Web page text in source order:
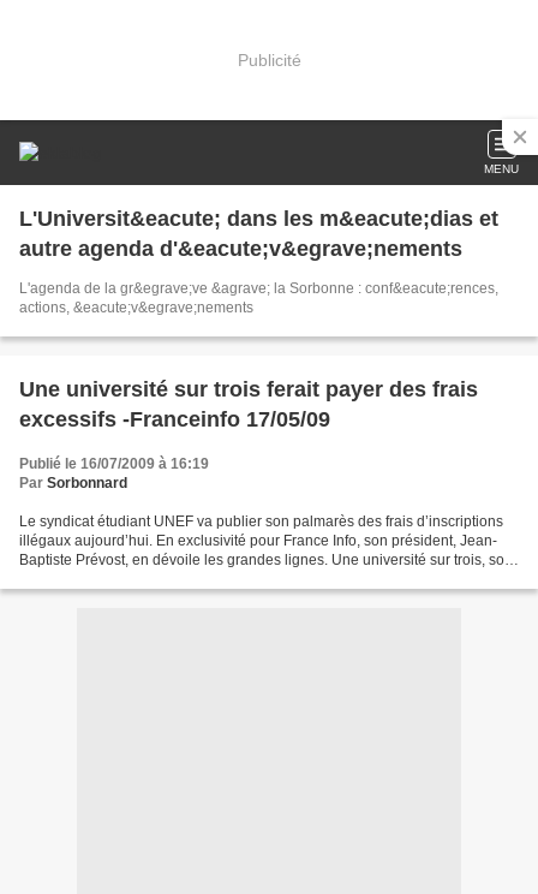
Publicité
MENU
L'Universit&eacute; dans les m&eacute;dias et
autre agenda d'&eacute;v&egrave;nements
L'agenda de la gr&egrave;ve &agrave; la Sorbonne : conf&eacute;rences,
actions, &eacute;v&egrave;nements
Une université sur trois ferait payer des frais
excessifs -Franceinfo 17/05/09
Publié le 16/07/2009 à 16:19
Par Sorbonnard
Le syndicat étudiant UNEF va publier son palmarès des frais d’inscriptions
illégaux aujourd’hui. En exclusivité pour France Info, son président, Jean-
Baptiste Prévost, en dévoile les grandes lignes. Une université sur trois, soit